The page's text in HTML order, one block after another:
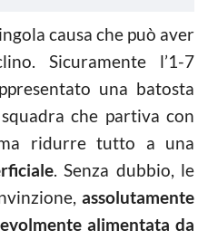
causa che può aver
Sicuramente l’1-7
una batosta
che partiva con
ridurre tutto a una
. Senza dubbio, le
assolutamente
alimentata da